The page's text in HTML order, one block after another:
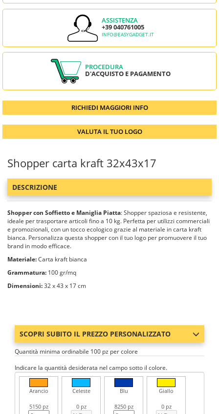
ASSISTENZA
+39 040761005
INFO@EASYGADGET.IT
PROCEDURA
D'ACQUISTO E PAGAMENTO
RICHIEDI MAGGIORI INFO
VALUTA IL TUO LOGO
Shopper carta kraft 32x43x17
DESCRIZIONE
Shopper con Soffietto e Maniglia Piatta: Shopper spaziosa e resistente,
ideale per trasportare articoli fino a 10 kg. Perfetta per utilizzi commerciali
e promozionali, con un tocco ecologico grazie al materiale in carta kraft
bianca. Personalizza questa shopper con il tuo logo per promuovere il tuo
brand in modo efficace.
Materiale:Carta kraft bianca
Grammatura: 100 gr/mq
Dimensioni:32 x 43 x 17 cm
SCOPRI SUBITO IL PREZZO PERSONALIZZATO
Quantità minima ordinabile 100 pz per colore
Indicare la quantità desiderata nel campo sotto il colore.
Arancio
5150 pz
Celeste
0 pz
Blu
8250 pz
Giallo
0 pz